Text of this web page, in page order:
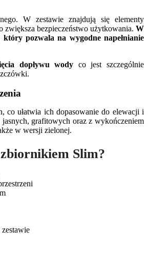
W zestawie znajdują się elementy
bezpieczeństwo użytkowania. W
pozwala na wygodne napełnianie
dopływu wody co jest szczególnie
ułatwia ich dopasowanie do elewacji i
grafitowych oraz z wykończeniem
w wersji zielonej.
Slim?